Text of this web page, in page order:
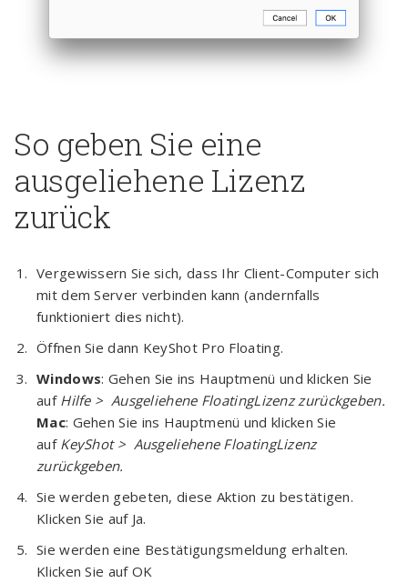
So geben Sie eine
ausgeliehene Lizenz
zurück
Vergewissern Sie sich, dass Ihr Client-Computer sich
mit dem Server verbinden kann (andernfalls
funktioniert dies nicht).
Öffnen Sie dann KeyShot Pro Floating.
Windows: Gehen Sie ins Hauptmenü und klicken Sie
auf Hilfe > Ausgeliehene FloatingLizenz zurückgeben.
Mac: Gehen Sie ins Hauptmenü und klicken Sie
auf KeyShot > Ausgeliehene FloatingLizenz
zurückgeben.
Sie werden gebeten, diese Aktion zu bestätigen.
Klicken Sie auf Ja.
Sie werden eine Bestätigungsmeldung erhalten.
Klicken Sie auf OK